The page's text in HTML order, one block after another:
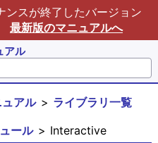
ンスが終了したバージョン
最新版のマニュアルへ
アル
アル
ライブラリ一覧
ール
Interactive